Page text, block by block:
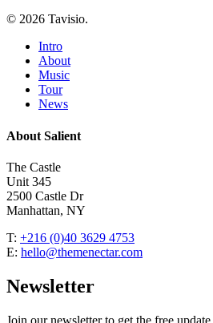
© 2026 Tavisio.
Close
Menu
Intro
About
Music
Tour
News
About Salient
The Castle
Unit 345
2500 Castle Dr
Manhattan, NY
T: +216 (0)40 3629 4753
E: hello@themenectar.com
Newsletter
Join our newsletter to get the free